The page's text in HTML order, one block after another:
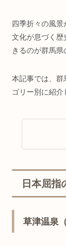
四季折々の風景
文化が息づく
きるのが群馬県
本記事では、群
ゴリー別に紹介
日本屈指
草津温泉